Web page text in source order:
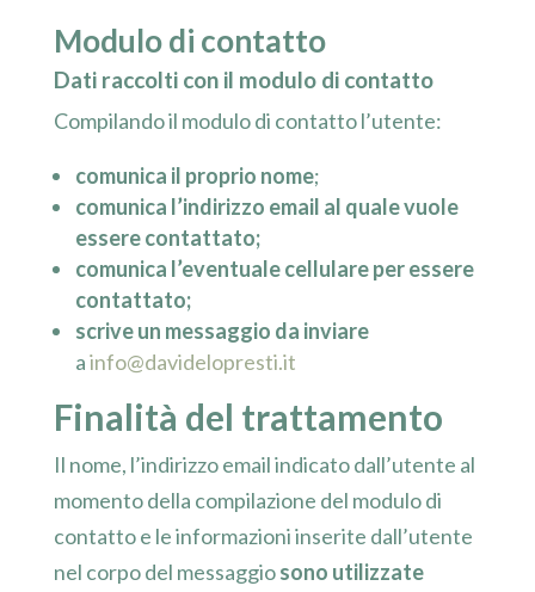
Modulo di contatto
Dati raccolti con il modulo di contatto
Compilando il modulo di contatto l’utente:
comunica il proprio nome;
comunica l’indirizzo email al quale vuole
essere contattato;
comunica l’eventuale cellulare per essere
contattato;
scrive un messaggio da inviare
ainfo@davidelopresti.it
Finalità del trattamento
Il nome, l’indirizzo email indicato dall’utente al
momento della compilazione del modulo di
contatto e le informazioni inserite dall’utente
nel corpo del messaggiosono utilizzate